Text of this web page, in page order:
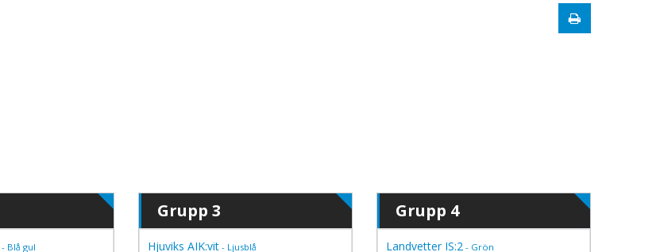
- Blå gul
Grupp 3
Hjuviks AIK:vit - Ljusblå
Grupp 4
Landvetter IS:2 - Grön